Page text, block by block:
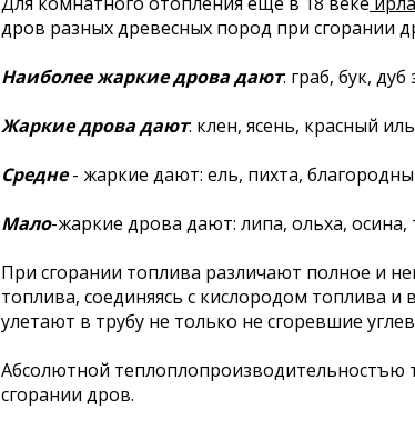
дров разных древесных пород при сгорании
Наиболее жаркие дрова дают: граб, бук,
Жаркие дрова дают: клен, ясень, красный
Средне- жаркие дают: ель, пихта,
Мало-жаркие дрова дают: липа, ольха, осина,
При сгорании топлива различают полное и
топлива, соединяясь с кислородом топлива
улетают в трубу не только не сгоревшие
Абсолютной теплоплопроизводительностъю
сгорании дров.